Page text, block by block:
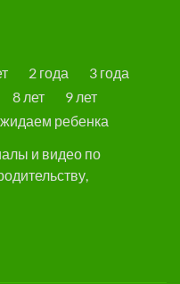
2 года
3 года
8 лет
9 лет
ребенка
и видео по